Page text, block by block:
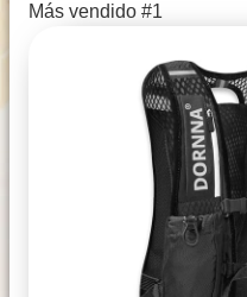
Más vendido #1